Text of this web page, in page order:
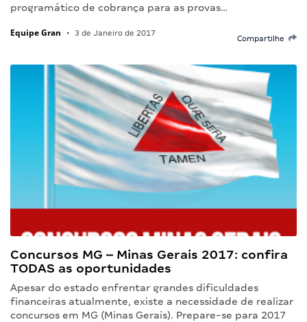
programático de cobrança para as provas…
Equipe Gran • 3 de Janeiro de 2017
Compartilhe
Concursos MG – Minas Gerais 2017: confira
TODAS as oportunidades
Apesar do estado enfrentar grandes dificuldades
financeiras atualmente, existe a necessidade de realizar
concursos em MG (Minas Gerais). Prepare-se para 2017